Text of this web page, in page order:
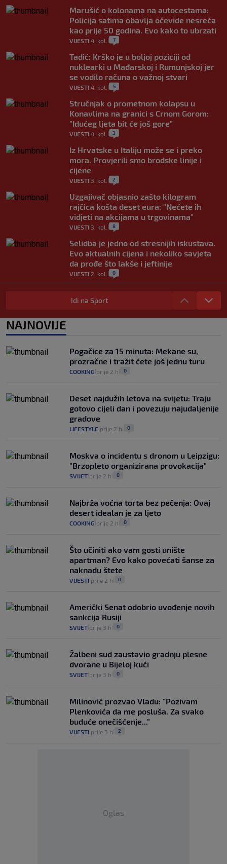
Marušić o kolonama na autocestama:
Policija satima obavlja očevide nesreća
kao prije 50 godina. Evo kako to ubrzati
VIJESTI 4. kol. 7
Tadić: Krško je u boljoj poziciji od
nuklearki u Mađarskoj i Rumunjskoj jer
se vodilo računa o važnoj stvari
VIJESTI 4. kol. 5
Stručnjak o prometnom kolapsu u
Konavlima na granici s Crnom Gorom:
"Idućeg ljeta bit će još gore"
VIJESTI 4. kol. 3
Iz Hrvatske u Italiju može se i preko
mora. Provjerili smo brodske linije i
cijene
VIJESTI 3. kol. 2
Uzgajivač objasnio zašto kilogram
rajčica košta deset eura: "Nećete ih
vidjeti na akcijama u trgovinama"
VIJESTI 3. kol. 8
Selidba je jedno od stresnijih iskustava.
Evo aktualnih cijena i nekoliko savjeta
da prođe što lakše i jeftinije
VIJESTI 2. kol. 0
Izračunali smo koliko košta putovanje
automobilom na Hvar iz Zagreba, a
14
zdravstvenu iskaznicu". Kakva su prava
pacijenata izvan mjesta prebivališta?
VIJESTI
Idi na Sport
NAJNOVIJE
Pogačice za 15 minuta: Mekane su,
prozračne i tražit ćete još jednu turu
COOKING prije 2 h 0
Deset najdužih letova na svijetu: Traju
gotovo cijeli dan i povezuju najudaljenije
gradove
LIFESTYLE prije 2 h 0
Moskva o incidentu s dronom u Leipzigu:
"Brzopleto organizirana provokacija"
SVIJET prije 2 h 0
Najbrža voćna torta bez pečenja: Ovaj
desert idealan je za ljeto
COOKING prije 2 h 0
Što učiniti ako vam gosti unište
apartman? Evo kako povećati šanse za
naknadu štete
VIJESTI prije 2 h 0
Američki Senat odobrio uvođenje novih
sankcija Rusiji
SVIJET prije 3 h 0
Žalbeni sud zaustavio gradnju plesne
dvorane u Bijeloj kući
SVIJET prije 3 h 0
Milinović prozvao Vladu: "Pozivam
Plenkovića da me posluša. Za svako
buduće onečišćenje..."
VIJESTI prije 3 h 2
Oglas